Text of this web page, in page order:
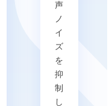
声
ノ
イ
ズ
を
抑
制
し